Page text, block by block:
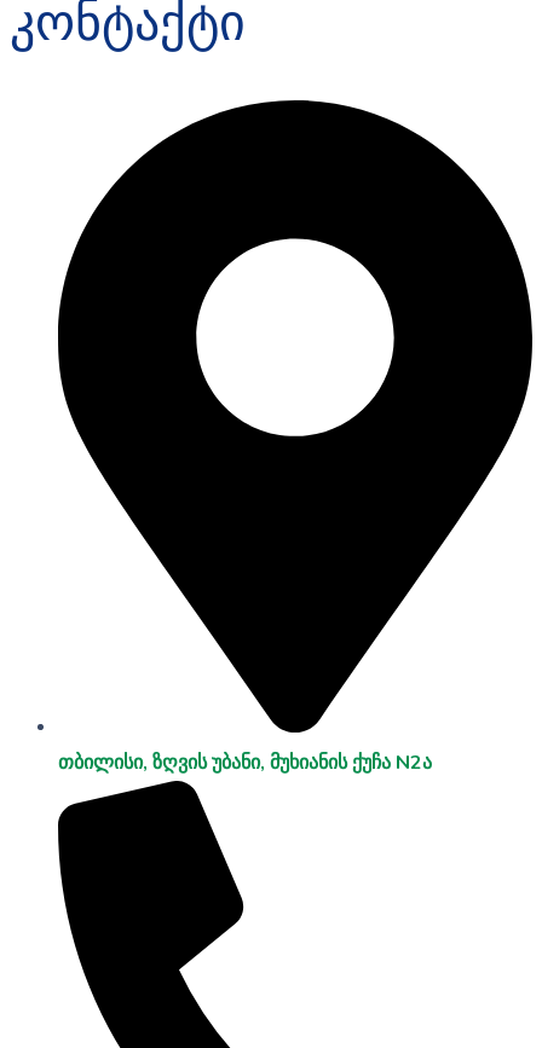
კონტაქტი
თბილისი, ზღვის უბანი, მუხიანის ქუჩა N2ა